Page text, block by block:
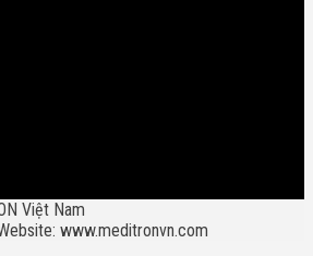
Việt Nam
www.meditronvn.com